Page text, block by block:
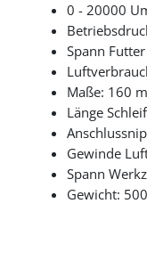
0 - 20000
Spann
Maße: 160
Länge
Gewinde
Spann
Gewicht: